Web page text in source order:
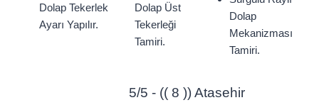
Dolap Tekerlek
Ayarı Yapılır.
Dolap Üst
Tekerleği
Tamiri.
Dolap
Mekanizması
Tamiri.
5/5 - (( 8 )) Atasehir